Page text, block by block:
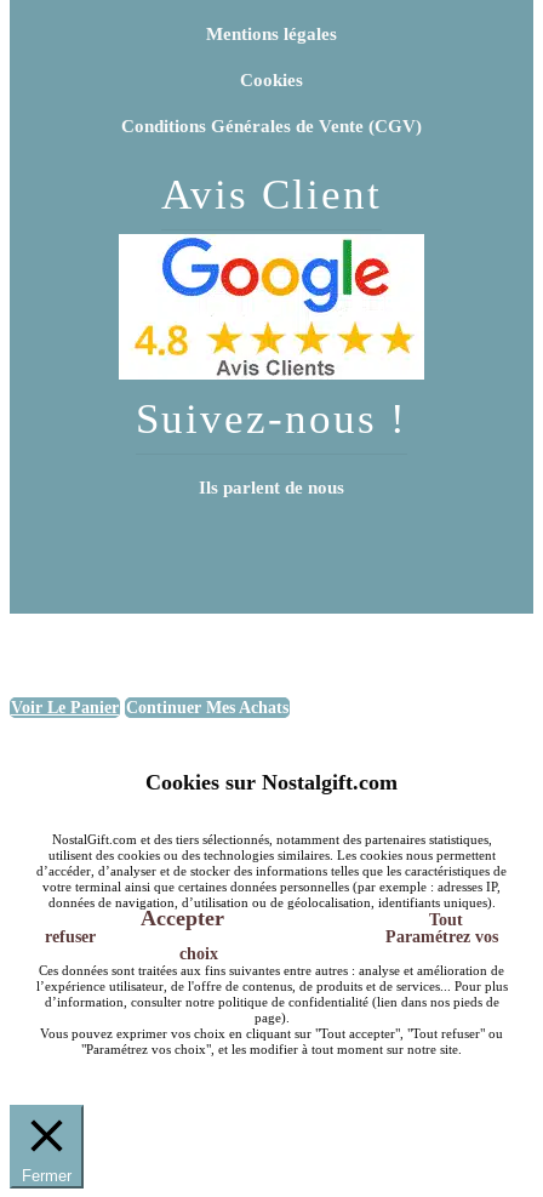
Mentions légales
Cookies
Conditions Générales de Vente (CGV)
Avis Client
Suivez-nous !
Ils parlent de nous
Voir Le Panier Continuer Mes Achats
Cookies sur Nostalgift.com
NostalGift.com et des tiers sélectionnés, notamment des partenaires statistiques,
utilisent des cookies ou des technologies similaires. Les cookies nous permettent
d’accéder, d’analyser et de stocker des informations telles que les caractéristiques de
votre terminal ainsi que certaines données personnelles (par exemple : adresses IP,
données de navigation, d’utilisation ou de géolocalisation, identifiants uniques).
Accepter
Tout
refuser
Paramétrez vos
choix
Ces données sont traitées aux fins suivantes entre autres : analyse et amélioration de
l’expérience utilisateur, de l'offre de contenus, de produits et de services... Pour plus
d’information, consulter notre politique de confidentialité (lien dans nos pieds de
page).
Vous pouvez exprimer vos choix en cliquant sur "Tout accepter", "Tout refuser" ou
"Paramétrez vos choix", et les modifier à tout moment sur notre site.
Fermer